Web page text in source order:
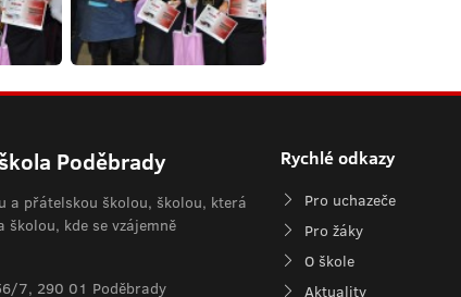
Poděbrady
a přátelskou školou, školou, která
školou, kde se vzájemně
7, 290 01 Poděbrady
Rychlé odkazy
Pro uchazeče
Pro žáky
O škole
Aktuality